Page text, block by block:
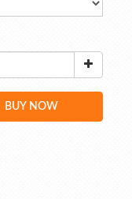
BUY NOW